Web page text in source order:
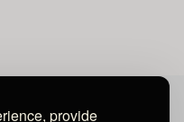
provide